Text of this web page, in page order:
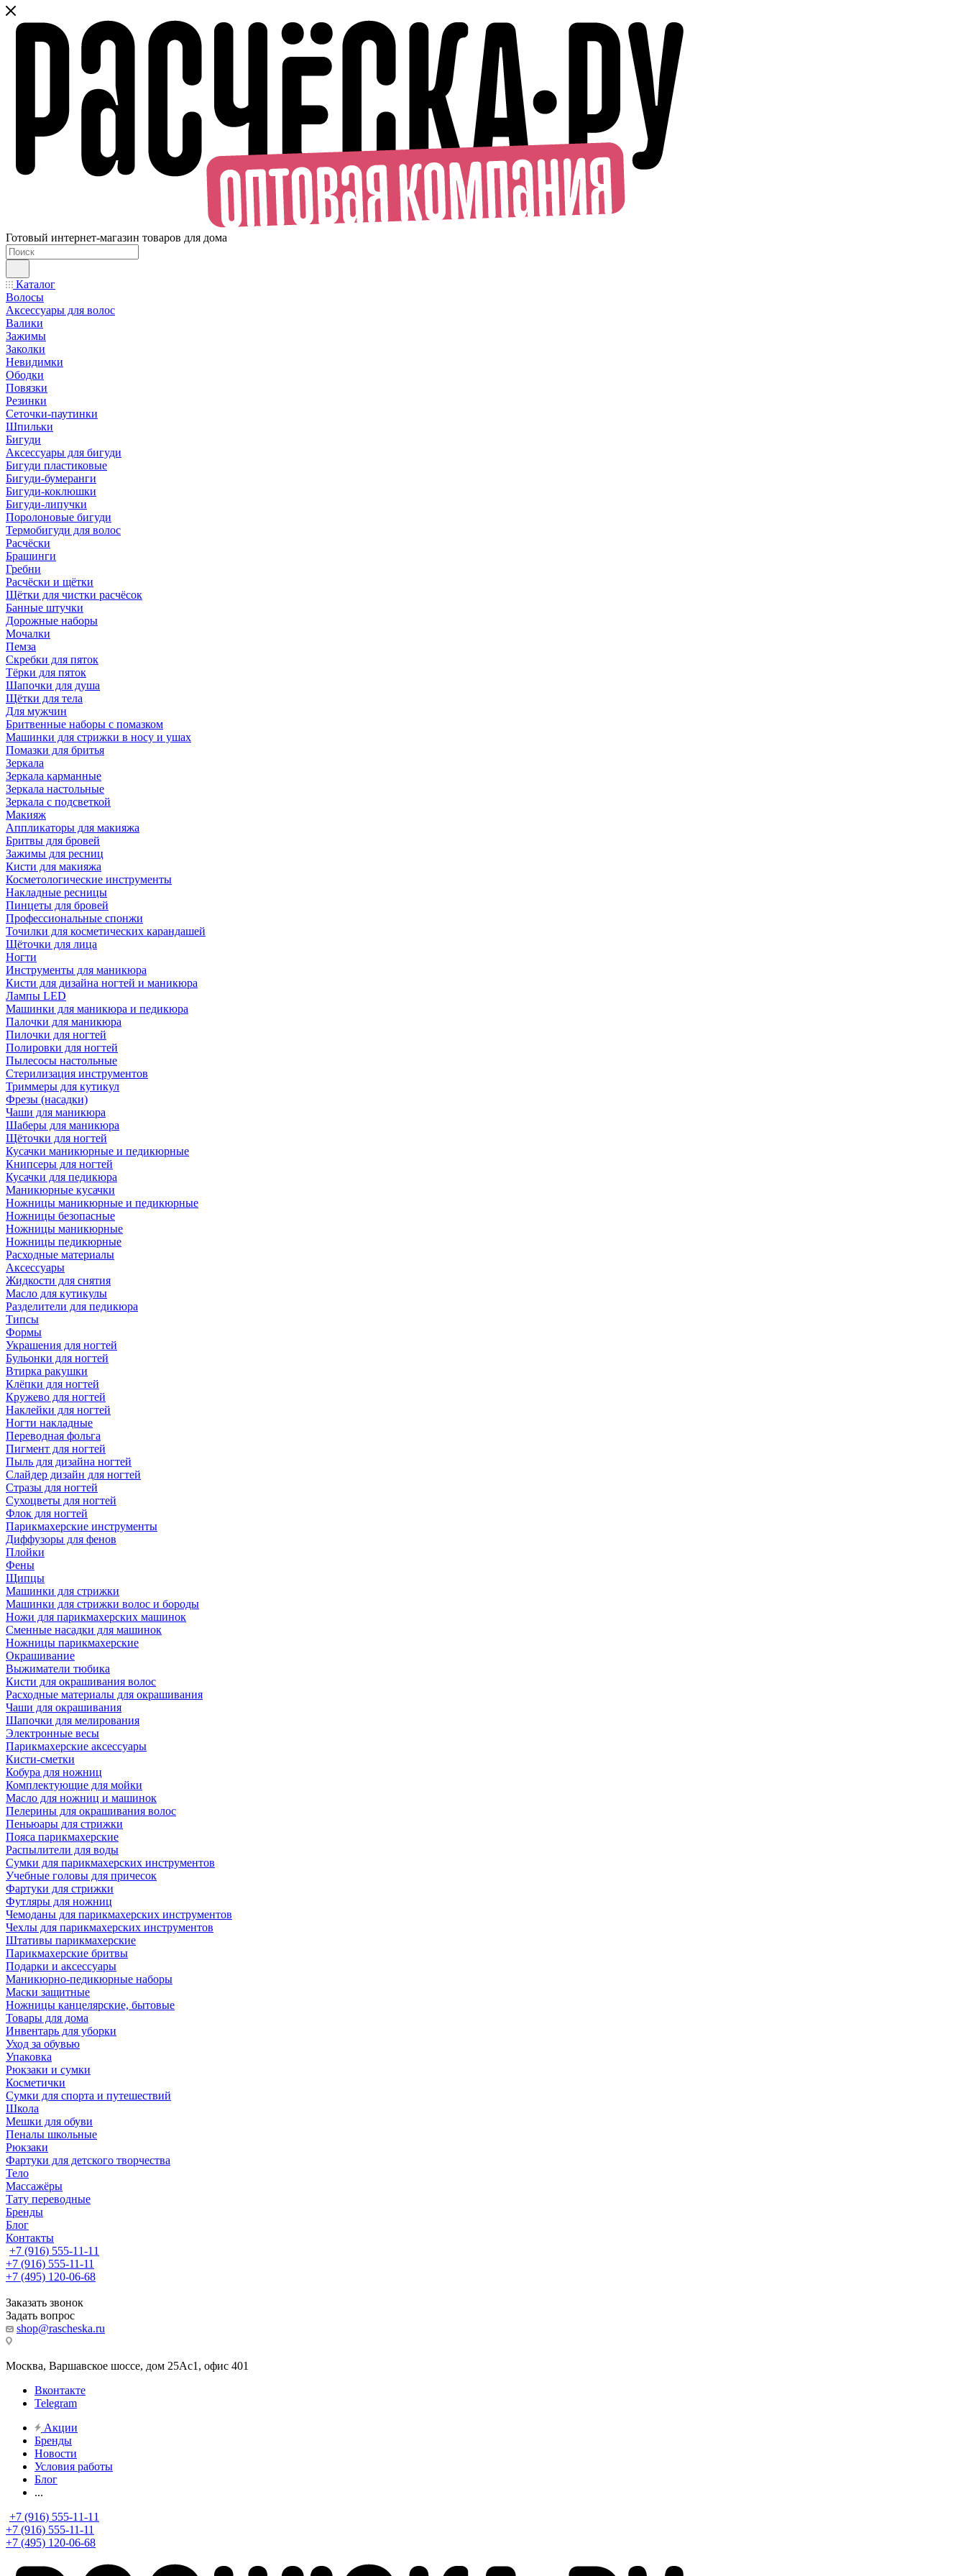
Готовый интернет-магазин товаров для дома
Каталог
Волосы
Аксессуары для волос
Валики
Зажимы
Заколки
Невидимки
Ободки
Повязки
Резинки
Сеточки-паутинки
Шпильки
Бигуди
Аксессуары для бигуди
Бигуди пластиковые
Бигуди-бумеранги
Бигуди-коклюшки
Бигуди-липучки
Поролоновые бигуди
Термобигуди для волос
Расчёски
Брашинги
Гребни
Расчёски и щётки
Щётки для чистки расчёсок
Банные штучки
Дорожные наборы
Мочалки
Пемза
Скребки для пяток
Тёрки для пяток
Шапочки для душа
Щётки для тела
Для мужчин
Бритвенные наборы с помазком
Машинки для стрижки в носу и ушах
Помазки для бритья
Зеркала
Зеркала карманные
Зеркала настольные
Зеркала с подсветкой
Макияж
Аппликаторы для макияжа
Бритвы для бровей
Зажимы для ресниц
Кисти для макияжа
Косметологические инструменты
Накладные ресницы
Пинцеты для бровей
Профессиональные спонжи
Точилки для косметических карандашей
Щёточки для лица
Ногти
Инструменты для маникюра
Кисти для дизайна ногтей и маникюра
Лампы LED
Машинки для маникюра и педикюра
Палочки для маникюра
Пилочки для ногтей
Полировки для ногтей
Пылесосы настольные
Стерилизация инструментов
Триммеры для кутикул
Фрезы (насадки)
Чаши для маникюра
Шаберы для маникюра
Щёточки для ногтей
Кусачки маникюрные и педикюрные
Книпсеры для ногтей
Кусачки для педикюра
Маникюрные кусачки
Ножницы маникюрные и педикюрные
Ножницы безопасные
Ножницы маникюрные
Ножницы педикюрные
Расходные материалы
Аксессуары
Жидкости для снятия
Масло для кутикулы
Разделители для педикюра
Типсы
Формы
Украшения для ногтей
Бульонки для ногтей
Втирка ракушки
Клёпки для ногтей
Кружево для ногтей
Наклейки для ногтей
Ногти накладные
Переводная фольга
Пигмент для ногтей
Пыль для дизайна ногтей
Слайдер дизайн для ногтей
Стразы для ногтей
Сухоцветы для ногтей
Флок для ногтей
Парикмахерские инструменты
Диффузоры для фенов
Плойки
Фены
Щипцы
Машинки для стрижки
Машинки для стрижки волос и бороды
Ножи для парикмахерских машинок
Сменные насадки для машинок
Ножницы парикмахерские
Окрашивание
Выжиматели тюбика
Кисти для окрашивания волос
Расходные материалы для окрашивания
Чаши для окрашивания
Шапочки для мелирования
Электронные весы
Парикмахерские аксессуары
Кисти-сметки
Кобура для ножниц
Комплектующие для мойки
Масло для ножниц и машинок
Пелерины для окрашивания волос
Пеньюары для стрижки
Пояса парикмахерские
Распылители для воды
Сумки для парикмахерских инструментов
Учебные головы для причесок
Фартуки для стрижки
Футляры для ножниц
Чемоданы для парикмахерских инструментов
Чехлы для парикмахерских инструментов
Штативы парикмахерские
Парикмахерские бритвы
Подарки и аксессуары
Маникюрно-педикюрные наборы
Маски защитные
Ножницы канцелярские, бытовые
Товары для дома
Инвентарь для уборки
Уход за обувью
Упаковка
Рюкзаки и сумки
Косметички
Сумки для спорта и путешествий
Школа
Мешки для обуви
Пеналы школьные
Рюкзаки
Фартуки для детского творчества
Тело
Массажёры
Тату переводные
Бренды
Блог
Контакты
+7 (916) 555-11-11
+7 (916) 555-11-11
+7 (495) 120-06-68
Заказать звонок
Задать вопрос
shop@rascheska.ru
Москва, Варшавское шоссе, дом 25Аc1, офис 401
Вконтакте
Telegram
Акции
Бренды
Новости
Условия работы
Блог
...
+7 (916) 555-11-11
+7 (916) 555-11-11
+7 (495) 120-06-68